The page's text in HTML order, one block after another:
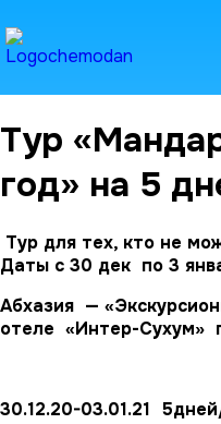
Тур
год» на 5
Тур для тех, кто не
Даты с 30 дек по 3
Абхазия —
отеле «Интер-Сухум»
30.12.20-03.01.21